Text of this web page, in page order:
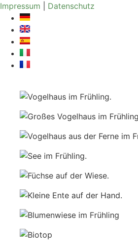
Zum
Inhalt
springen
Impressum Datenschutz